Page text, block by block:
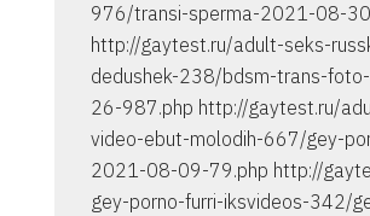
976/transi-sperma-2021-08-
http://gaytest.ru/adult-seks-
dedushek-238/bdsm-trans-
26-987.php http://gaytest.ru/
video-ebut-molodih-667/gey-
2021-08-09-79.php http://
gey-porno-furri-iksvideos-342/